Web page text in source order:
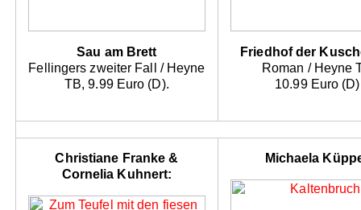
Sau am Brett
Fellingers zweiter Fall / Heyne
TB, 9.99 Euro (D).
Friedhof der
Roman / Heyne
10.99 Euro
Christiane Franke &
Cornelia Kuhnert:
Michaela